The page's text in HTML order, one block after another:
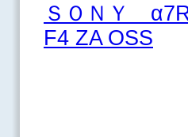
ＳＯＮＹ
F4 ZA OSS